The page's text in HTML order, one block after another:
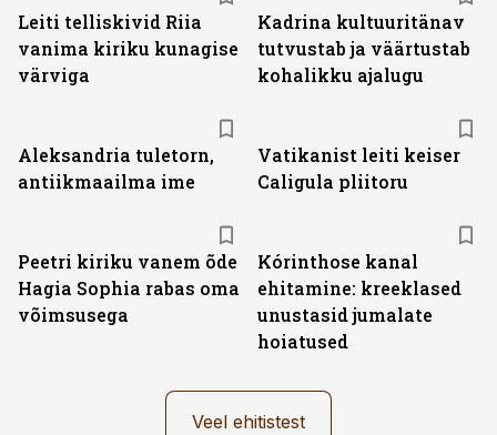
Leiti telliskivid Riia
vanima kiriku kunagise
värviga
Kadrina kultuuritänav
tutvustab ja väärtustab
kohalikku ajalugu
Aleksandria tuletorn,
antiikmaailma ime
Vatikanist leiti keiser
Caligula pliitoru
Peetri kiriku vanem õde
Hagia Sophia rabas oma
võimsusega
Kórinthose kanal
ehitamine: kreeklased
unustasid jumalate
hoiatused
Veel ehitistest